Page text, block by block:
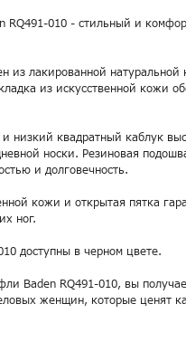
RQ491-010 - стильный и
из лакированной
из искусственной кожи
и низкий квадратный каблук
носки. Резиновая
и долговечность.
кожи и открытая пятка
ног.
доступны в черном цвете.
Baden RQ491-010, вы
женщин, которые ценят